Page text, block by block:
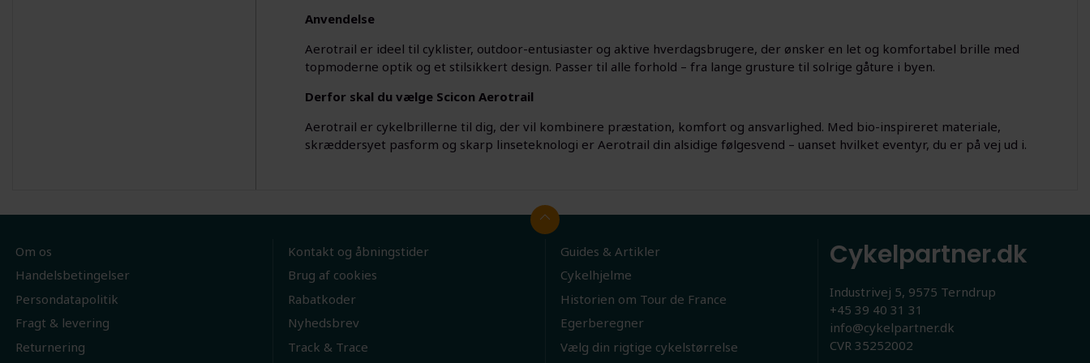
Anvendelse
Aerotrail er ideel til cyklister, outdoor-entusiaster og aktive hverdagsbrugere, der ønsker en let og komfortabel brille med
topmoderne optik og et stilsikkert design. Passer til alle forhold – fra lange grusture til solrige gåture i byen.
Derfor skal du vælge Scicon Aerotrail
Aerotrail er cykelbrillerne til dig, der vil kombinere præstation, komfort og ansvarlighed. Med bio-inspireret materiale,
skræddersyet pasform og skarp linseteknologi er Aerotrail din alsidige følgesvend – uanset hvilket eventyr, du er på vej ud i.
Om os
Handelsbetingelser
Persondatapolitik
Fragt & levering
Returnering
Kontakt og åbningstider
Brug af cookies
Rabatkoder
Nyhedsbrev
Track & Trace
Guides & Artikler
Cykelhjelme
Historien om Tour de France
Egerberegner
Vælg din rigtige cykelstørrelse
Cykelpartner.dk
Industrivej 5, 9575 Terndrup
+45 39 40 31 31
info@cykelpartner.dk
CVR 35252002